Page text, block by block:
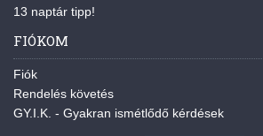
13 naptár tipp!
FIÓKOM
Fiók
Rendelés követés
GY.I.K. - Gyakran ismétlődő kérdések